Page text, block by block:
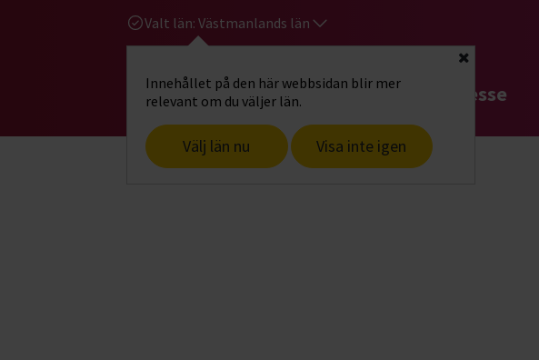
Valt län: Västmanlands län
Innehållet på den här webbsidan blir mer
relevant om du väljer län.
Välj län nu Visa inte igen
Stäng
Gå till studiefrämjandets startsidaHitta intresse